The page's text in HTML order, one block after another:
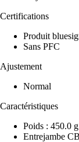
Certifications
Produit
Sans PFC
Ajustement
Normal
Caractéristiques
Poids : 450.0 g
Entrejambe